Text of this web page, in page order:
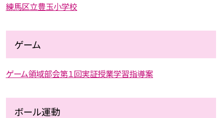
練馬区立豊玉小学校
ゲーム
ゲーム領域部会第１回実証授業学習指導案
ボール運動